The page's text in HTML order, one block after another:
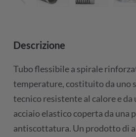
Descrizione
Tubo flessibile a spirale
temperature, costituito da uno
tecnico resistente al calore e da
acciaio elastico coperta da una
antiscottatura. Un prodotto di